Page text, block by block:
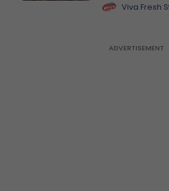
Viva Fresh